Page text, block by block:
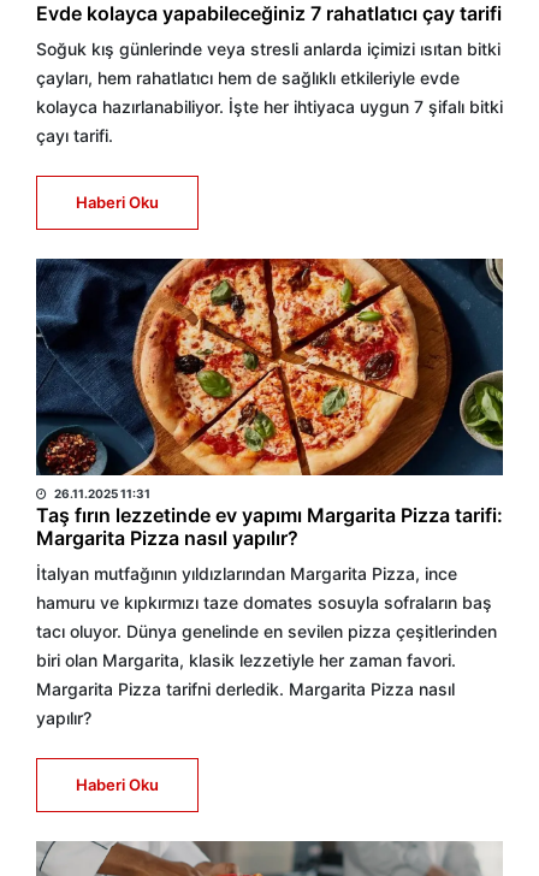
Evde kolayca yapabileceğiniz 7 rahatlatıcı çay tarifi
Soğuk kış günlerinde veya stresli anlarda içimizi ısıtan bitki
çayları, hem rahatlatıcı hem de sağlıklı etkileriyle evde
kolayca hazırlanabiliyor. İşte her ihtiyaca uygun 7 şifalı bitki
çayı tarifi.
Haberi Oku
HABER MERKEZİ
26.11.2025 11:31
Taş fırın lezzetinde ev yapımı Margarita Pizza tarifi:
Margarita Pizza nasıl yapılır?
İtalyan mutfağının yıldızlarından Margarita Pizza, ince
hamuru ve kıpkırmızı taze domates sosuyla sofraların baş
tacı oluyor. Dünya genelinde en sevilen pizza çeşitlerinden
biri olan Margarita, klasik lezzetiyle her zaman favori.
Margarita Pizza tarifni derledik. Margarita Pizza nasıl
yapılır?
Haberi Oku